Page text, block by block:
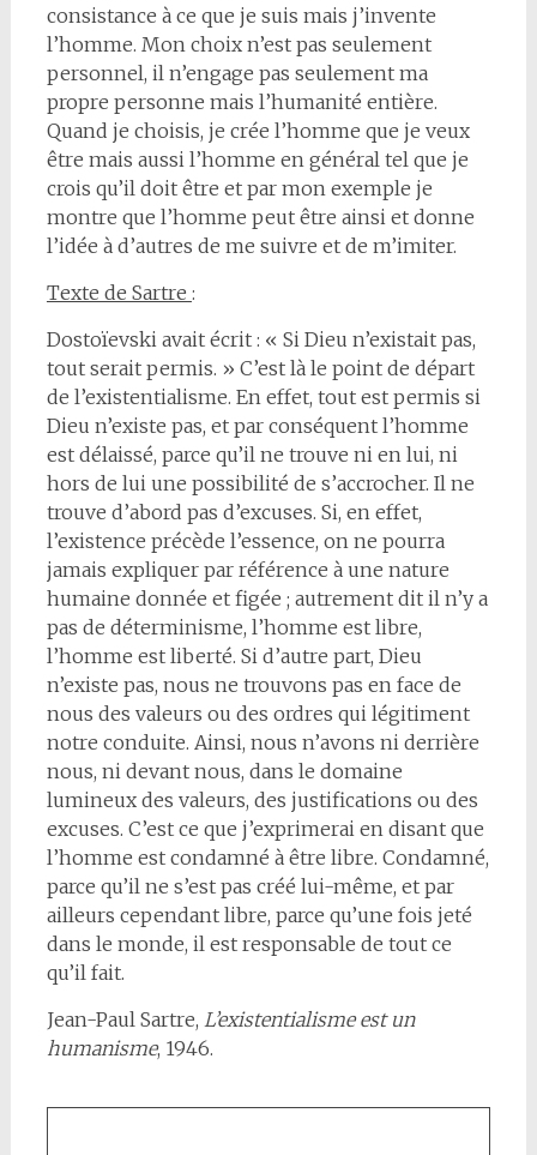
consistance à ce que je suis mais j’invente
l’homme. Mon choix n’est pas seulement
personnel, il n’engage pas seulement ma
propre personne mais l’humanité entière.
Quand je choisis, je crée l’homme que je veux
être mais aussi l’homme en général tel que je
crois qu’il doit être et par mon exemple je
montre que l’homme peut être ainsi et donne
l’idée à d’autres de me suivre et de m’imiter.
Texte de Sartre :
Dostoïevski avait écrit : « Si Dieu n’existait pas,
tout serait permis. » C’est là le point de départ
de l’existentialisme. En effet, tout est permis si
Dieu n’existe pas, et par conséquent l’homme
est délaissé, parce qu’il ne trouve ni en lui, ni
hors de lui une possibilité de s’accrocher. Il ne
trouve d’abord pas d’excuses. Si, en effet,
l’existence précède l’essence, on ne pourra
jamais expliquer par référence à une nature
humaine donnée et figée ; autrement dit il n’y a
pas de déterminisme, l’homme est libre,
l’homme est liberté. Si d’autre part, Dieu
n’existe pas, nous ne trouvons pas en face de
nous des valeurs ou des ordres qui légitiment
notre conduite. Ainsi, nous n’avons ni derrière
nous, ni devant nous, dans le domaine
lumineux des valeurs, des justifications ou des
excuses. C’est ce que j’exprimerai en disant que
l’homme est condamné à être libre. Condamné,
parce qu’il ne s’est pas créé lui-même, et par
ailleurs cependant libre, parce qu’une fois jeté
dans le monde, il est responsable de tout ce
qu’il fait.
Jean-Paul Sartre, L’existentialisme est un
humanisme, 1946.